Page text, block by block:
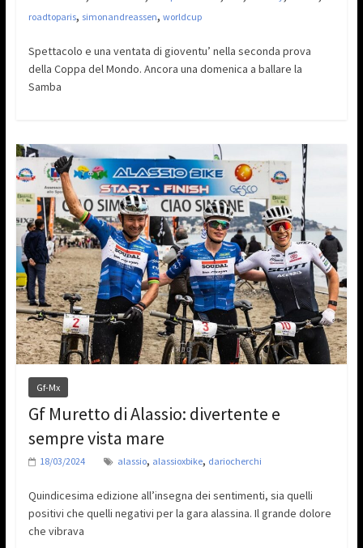
roadtoparis, simonandreassen, worldcup
Spettacolo e una ventata di gioventu’ nella seconda prova
della Coppa del Mondo. Ancora una domenica a ballare la
Samba
Gf-Mx
Gf Muretto di Alassio: divertente e
sempre vista mare
18/03/2024 alassio, alassioxbike, dariocherchi
Quindicesima edizione all’insegna dei sentimenti, sia quelli
positivi che quelli negativi per la gara alassina. Il grande dolore
che vibrava